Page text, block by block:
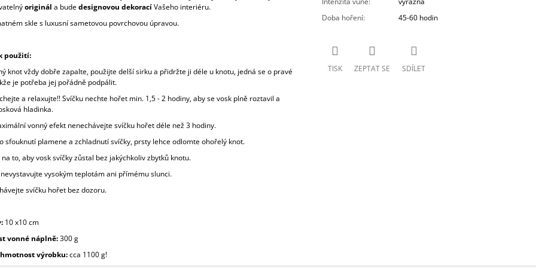
originál a budedesignovou dekoracíVašeho interiéru.
skle s luxusní sametovou povrchovou úpravou.
použití:
knot vždy dobře zapalte, použijte delší sirku a přidržte ji déle u knotu, jedná se o pravé
je potřeba jej pořádně podpálit.
a relaxujte!! Svíčku nechte hořet min. 1,5 - 2 hodiny, aby se vosk plně roztavil a
hladinka.
vonný efekt nenechávejte svíčku hořet déle než 3 hodiny.
sfouknutí plamene a zchladnutí svíčky, prsty lehce odlomte ohořelý knot.
to, aby vosk svíčky zůstal bez jakýchkoliv zbytků knotu.
vysokým teplotám ani přímému slunci.
svíčku hořet bez dozoru.
10 x10 cm
vonné náplně:300 g
výrobku:cca 1100 g!
Doba hoření: 45-60 hodin
TISK ZEPTAT SE SDÍLET